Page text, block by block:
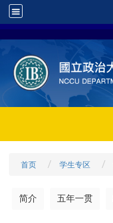
首页 学生专区
简介 五年一贯